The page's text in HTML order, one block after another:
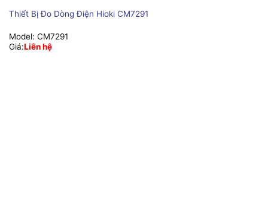
Thiết Bị Đo Dòng Điện Hioki CM7291
Model: CM7291
Giá:Liên hệ